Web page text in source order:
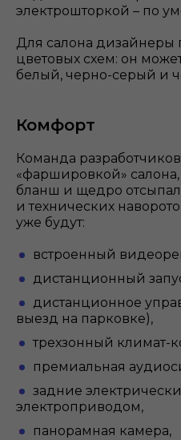
электрошторкой – по
Для салона
цветовых схем: он
белый, черно-серый и
Комфорт
Команда
«фаршировкой»
бланш и щедро
и технических
уже будут:
встроенный
дистанционный
дистанционное
выезд на парковке),
трехзонный климат-
премиальная
задние
электроприводом,
панорамная камера,